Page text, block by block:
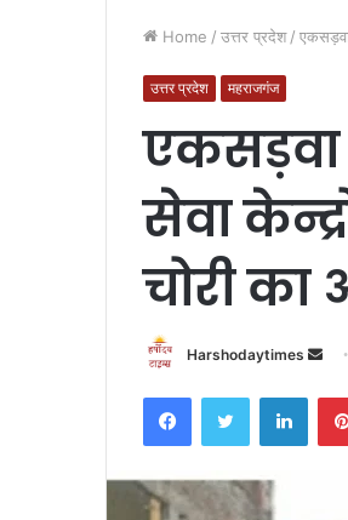
Home / उत्तर प्रदेश /
उत्तर प्रदेश महराजगंज
एकसड़वा
सेवा
चोरी
Harshodaytimes
email
FacebookTwitter